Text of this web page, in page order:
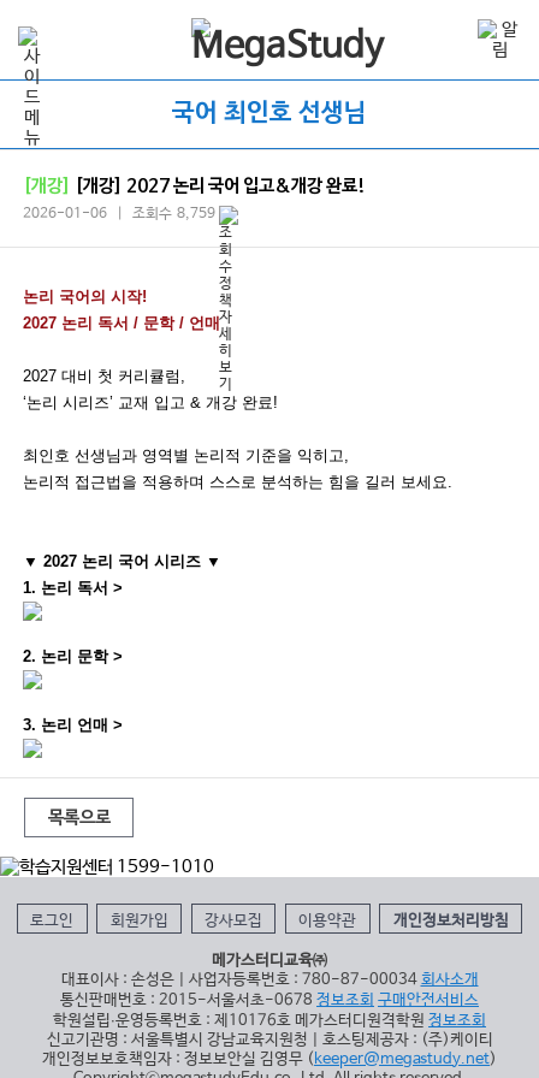
국어 최인호 선생님
[개강] [개강] 2027 논리 국어 입고&개강 완료!
2026-01-06 | 조회수 8,759
논리 국어의 시작!
2027 논리 독서 / 문학/ 언매
2027대비 첫 커리큘럼
‘논리 시리즈’ 교재 입고 & 개강 완료!
최인호 선생님과 영역별 논리적 기준을 익히고
논리적 접근법을 적용하며 스스로 분석하는 힘을 길러 보세요
▼ 2027 논리 국어 시리즈 ▼
1. 논리 독서 >
2. 논리 문학>
3. 논리 언매 >
목록으로
로그인 회원가입 강사모집 이용약관 개인정보처리방침
메가스터디교육㈜
대표이사 : 손성은 | 사업자등록번호 : 780-87-00034 회사소개
통신판매번호 : 2015-서울서초-0678 정보조회 구매안전서비스
학원설립∙운영등록번호 : 제10176호 메가스터디원격학원 정보조회
신고기관명 : 서울특별시 강남교육지원청 | 호스팅제공자 : (주)케이티
개인정보보호책임자 : 정보보안실 김영무 (keeper@megastudy.net)